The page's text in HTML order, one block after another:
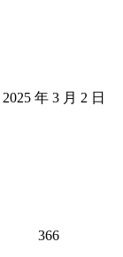
2025 年 3 月 2 日
366